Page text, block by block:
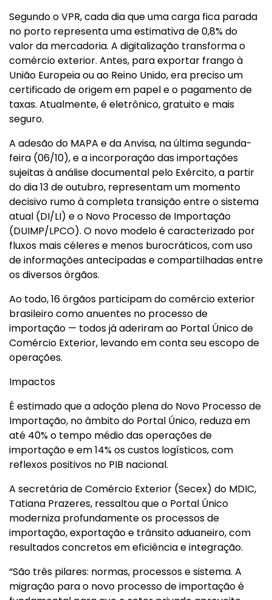
Segundo o VPR, cada dia que uma carga fica parada
no porto representa uma estimativa de 0,8% do
valor da mercadoria. A digitalização transforma o
comércio exterior. Antes, para exportar frango à
União Europeia ou ao Reino Unido, era preciso um
certificado de origem em papel e o pagamento de
taxas. Atualmente, é eletrônico, gratuito e mais
seguro.
A adesão do MAPA e da Anvisa, na última segunda-
feira (06/10), e a incorporação das importações
sujeitas à análise documental pelo Exército, a partir
do dia 13 de outubro, representam um momento
decisivo rumo à completa transição entre o sistema
atual (DI/LI) e o Novo Processo de Importação
(DUIMP/LPCO). O novo modelo é caracterizado por
fluxos mais céleres e menos burocráticos, com uso
de informações antecipadas e compartilhadas entre
os diversos órgãos.
Ao todo, 16 órgãos participam do comércio exterior
brasileiro como anuentes no processo de
importação — todos já aderiram ao Portal Único de
Comércio Exterior, levando em conta seu escopo de
operações.
Impactos
É estimado que a adoção plena do Novo Processo de
Importação, no âmbito do Portal Único, reduza em
até 40% o tempo médio das operações de
importação e em 14% os custos logísticos, com
reflexos positivos no PIB nacional.
A secretária de Comércio Exterior (Secex) do MDIC,
Tatiana Prazeres, ressaltou que o Portal Único
moderniza profundamente os processos de
importação, exportação e trânsito aduaneiro, com
resultados concretos em eficiência e integração.
“São três pilares: normas, processos e sistema. A
migração para o novo processo de importação é